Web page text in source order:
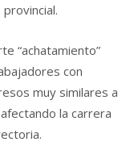
“achatamiento”
con
muy similares a
la carrera